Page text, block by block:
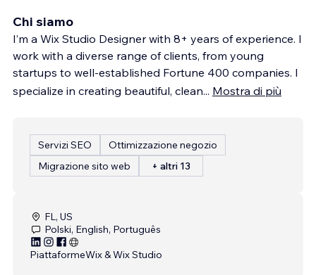
Chi siamo
I’m a Wix Studio Designer with 8+ years of experience. I
work with a diverse range of clients, from young
startups to well-established Fortune 400 companies. I
specialize in creating beautiful, clean... Mostra di più
Servizi SEO
Ottimizzazione negozio
Migrazione sito web
+ altri 13
FL, US
Polski, English, Português
PiattaformeWix & Wix Studio